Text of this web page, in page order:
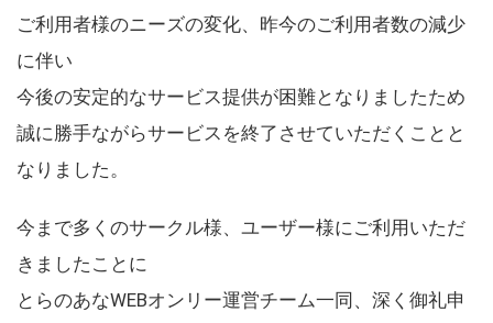
ご利用者様のニーズの変化、昨今のご利用者数の減少
に伴い
今後の安定的なサービス提供が困難となりましたため
誠に勝手ながらサービスを終了させていただくことと
なりました。
今まで多くのサークル様、ユーザー様にご利用いただ
きましたことに
とらのあなWEBオンリー運営チーム一同、深く御礼申